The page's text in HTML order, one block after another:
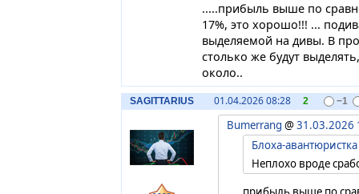
.....прибыль выше по
17%, это хорошо!!! ...
выделяемой на дивы. В
столько же будут
около..
SAGITTARIUS 01.04.2026 08:28 2 −1
Bumerrang @ 31.03.2026
Блоха-авантюристка
Неплохо вроде